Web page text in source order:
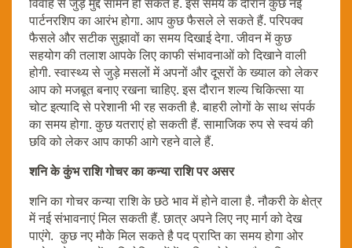
विवाह से जुड़े मुद्दे सामने हो सकते हैं. इस समय के दौरान कुछ नई
पार्टनरशिप का आरंभ होगा. आप कुछ फैसले ले सकते हैं. परिपक्व
फैसले और सटीक सुझावों का समय दिखाई देगा. जीवन में कुछ
सहयोग की तलाश आपके लिए काफी संभावनाओं को दिखाने वाली
होगी. स्वास्थ्य से जुड़े मसलों में अपनों और दूसरों के ख्याल को लेकर
आप को मजबूत बनाए रखना चाहिए. इस दौरान शल्य चिकित्सा या
चोट इत्यादि से परेशानी भी रह सकती है. बाहरी लोगों के साथ संपर्क
का समय होगा. कुछ यतराएं हो सकती हैं. सामाजिक रुप से स्वयं की
छवि को लेकर आप काफी आगे रहने वाले हैं.
शनि के कुंभ राशि गोचर का कन्या राशि पर असर
शनि का गोचर कन्या राशि के छठे भाव में होने वाला है. नौकरी के क्षेत्र
में नई संभावनाएं मिल सकती हैं. छात्र अपने लिए नए मार्ग को देख
पाएंगे. कुछ नए मौके मिल सकते है पद प्राप्ति का समय होगा ओर